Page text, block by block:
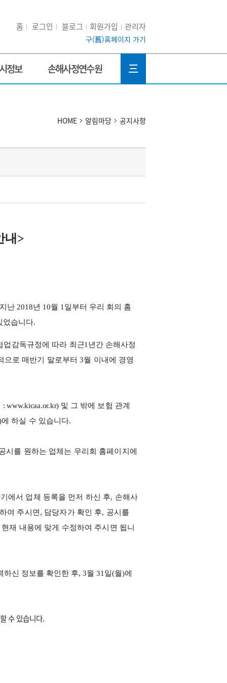
홈 로그인 블로그 회원가입 관리자
구(舊)홈페이지 가기
정보 손해사정연수원 三
HOME 알림마당 공지사항
내 >
지난 2018년 10월 1 일부터 우리 회의 홈
었습니다.
업감독규정에 따라 최근1 년간 손해사정
으로 매반기 말로부터3월 이내에 경영
: www.kicaa.or.kr) 및 그 밖에 보험 관계
에 하실 수 있습니다.
시를 원하는 업체는 우리회 홈페이지에
에서 업체 등록을 먼저 하신 후, 손해사
여 주시면 , 담당자가 확인 후, 공시를
현재 내용에 맞게 수정하여 주시면 됩니
하신 정보를 확인한 후, 3월 31 일(월)에
수 있습니다.